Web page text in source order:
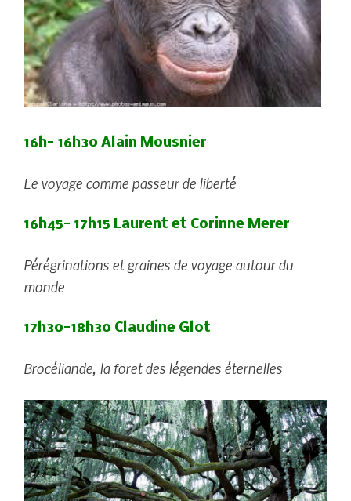
16h- 16h30 Alain Mousnier
Le voyage comme passeur de liberté
16h45- 17h15 Laurent et Corinne Merer
Pérégrinations et graines de voyage autour du
monde
17h30-18h30 Claudine Glot
Brocéliande, la foret des légendes éternelles